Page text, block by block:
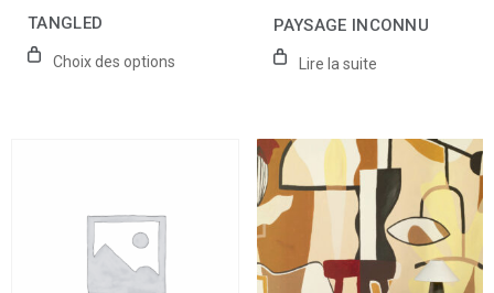
TANGLED
Choix des options
page
du
produit
PAYSAGE INCONNU
Lire la suite